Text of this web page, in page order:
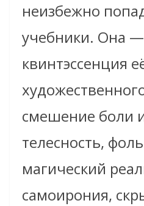
неизбежно
учебники. Она —
квинтэссенция
смешение боли
телесность,
магический
самоирония,